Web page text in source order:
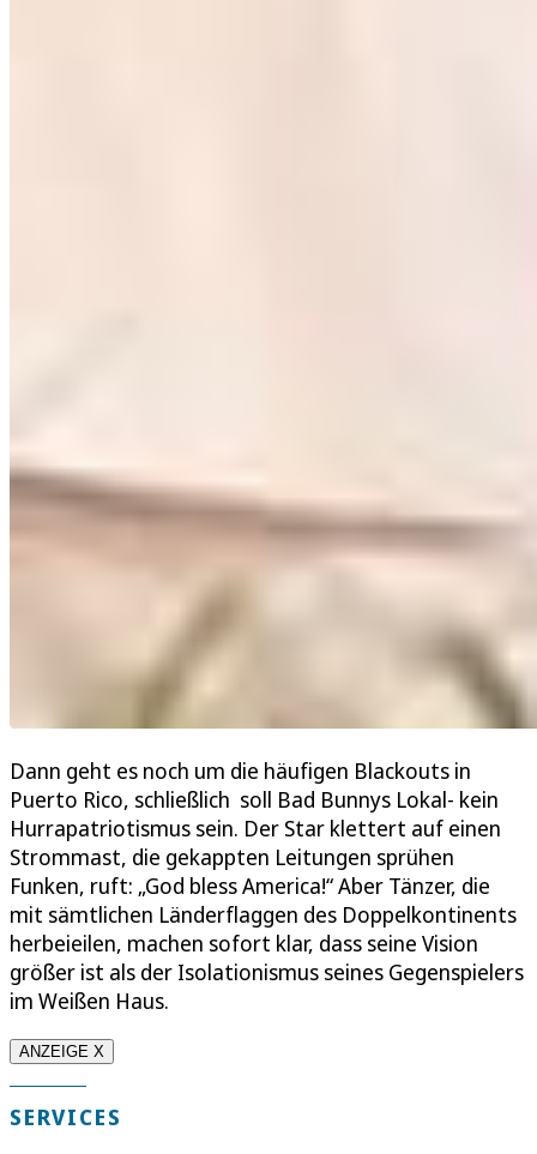
Dann geht es noch um die häufigen Blackouts in
Puerto Rico, schließlich soll Bad Bunnys Lokal- kein
Hurrapatriotismus sein. Der Star klettert auf einen
Strommast, die gekappten Leitungen sprühen
Funken, ruft: „God bless America!“ Aber Tänzer, die
mit sämtlichen Länderflaggen des Doppelkontinents
herbeieilen, machen sofort klar, dass seine Vision
größer ist als der Isolationismus seines Gegenspielers
im Weißen Haus.
ANZEIGE X
SERVICES